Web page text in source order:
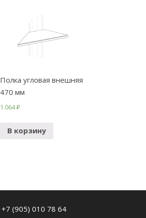
Полка угловая внешняя
470 мм
1 064₽
В корзину
+7 (905) 010 78 64